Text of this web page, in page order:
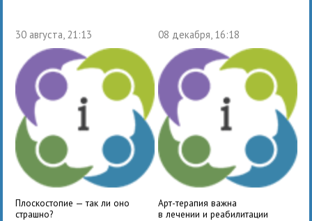
30 августа, 21:13
Плоскостопие — так ли оно
страшно?
08 декабря, 16:18
Арт-терапия важна
в лечении и реабилитации